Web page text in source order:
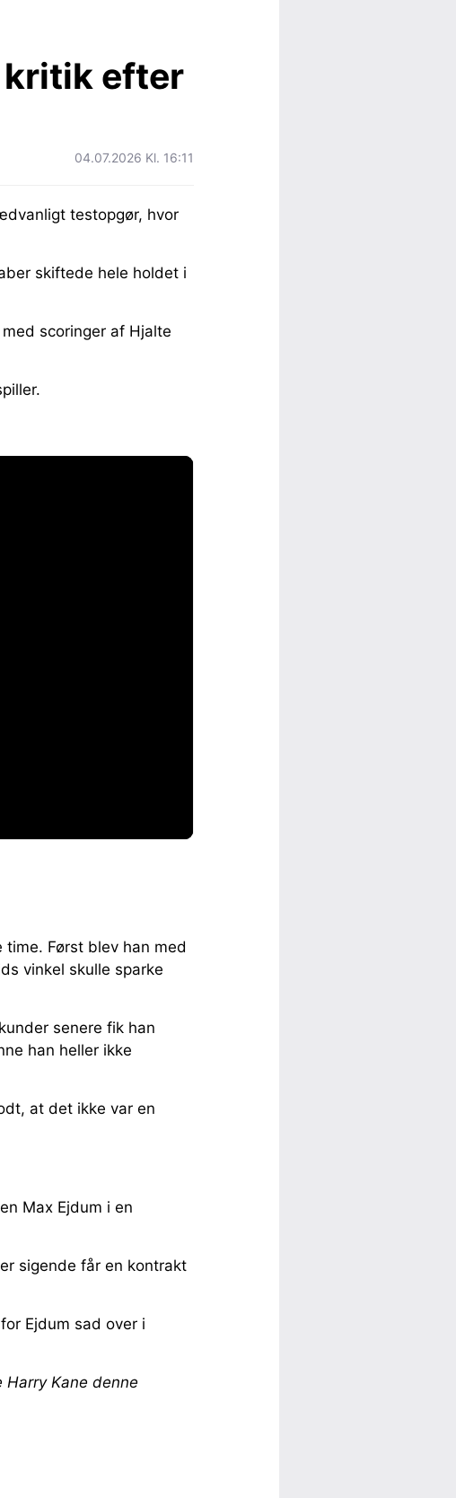
kritik efter
04.07.2026 Kl. 16:11
testopgør, hvor
skiftede hele holdet i
scoringer af Hjalte
Først blev han med
vinkel skulle sparke
senere fik han
han heller ikke
at det ikke var en
Max Ejdum i en
sigende får en kontrakt
Ejdum sad over i
Kane denne